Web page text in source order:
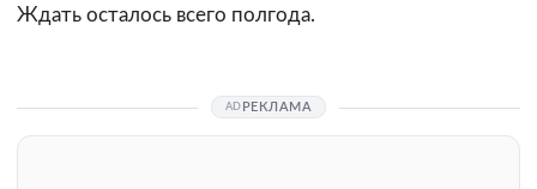
Ждать осталось всего полгода.
РЕКЛАМА